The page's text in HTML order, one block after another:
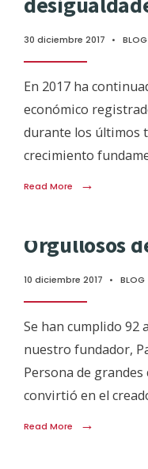
30 diciembre 2017 • BLOG
En 2017 ha
económico
durante los últimos
crecimiento
Read More →
Orgullosos
10 diciembre 2017 • BLOG
Se han cumplido 92
nuestro fundador,
Persona de grandes
convirtió en el
Read More →